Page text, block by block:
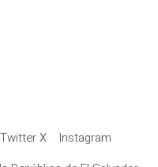
Twitter X
Instagram